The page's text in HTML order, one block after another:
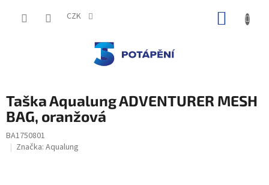
CZK
Taška Aqualung ADVENTURER MESH
BAG, oranžová
BA1750801
Značka: Aqualung